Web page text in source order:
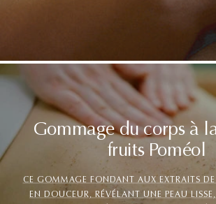
Gommage du corps à
fruits Poméol
CE GOMMAGE FONDANT AUX EXTRAITS
EN DOUCEUR, RÉVÉLANT UNE PEAU